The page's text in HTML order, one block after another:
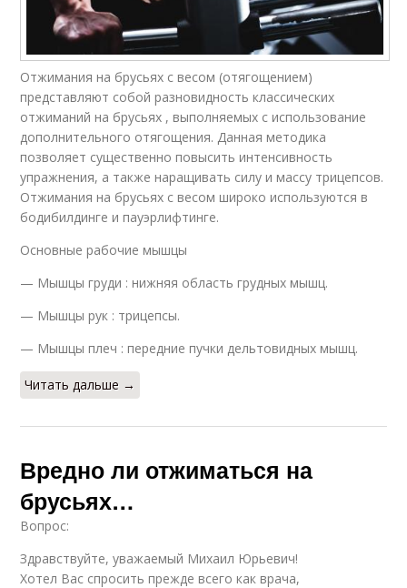
Отжимания на брусьях с весом (отягощением)
представляют собой разновидность классических
отжиманий на брусьях , выполняемых с использование
дополнительного отягощения. Данная методика
позволяет существенно повысить интенсивность
упражнения, а также наращивать силу и массу трицепсов.
Отжимания на брусьях с весом широко используются в
бодибилдинге и пауэрлифтинге.
Основные рабочие мышцы
— Мышцы груди : нижняя область грудных мышц.
— Мышцы рук : трицепсы.
— Мышцы плеч : передние пучки дельтовидных мышц.
Читать дальше →
Вредно ли отжиматься на
брусьях…
Вопрос:
Здравствуйте, уважаемый Михаил Юрьевич!
Хотел Вас спросить прежде всего как врача,